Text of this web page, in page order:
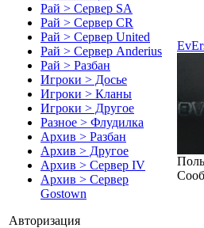
Рай > Сервер SA
Рай > Сервер CR
Рай > Сервер United
Рай > Сервер Anderius
Рай > Разбан
Игроки > Досье
Игроки > Кланы
Игроки > Другое
Разное > Флудилка
Архив > Разбан
Архив > Другое
Архив > Сервер IV
Архив > Сервер
Gostown
Авторизация